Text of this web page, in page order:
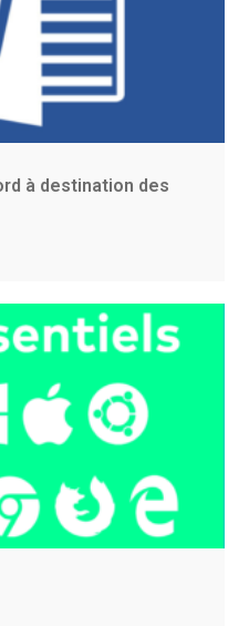
à destination des